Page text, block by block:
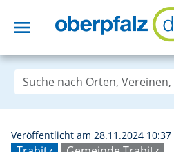
menu
Veröffentlicht am 28.11.2024 10:37